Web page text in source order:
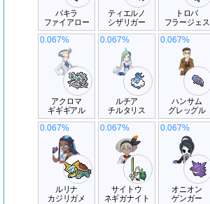
パキラ
ファイアロー
ティエルノ
シザリガー
トロバ
フラージェス
アクロマ
ギギギアル
0.067%
ルチア
チルタリス
0.067%
ハンサム
グレッグル
0.067%
ルリナ
カジリガメ
0.067%
サイトウ
ネギガナイト
0.067%
オニオン
ゲンガー
0.067%